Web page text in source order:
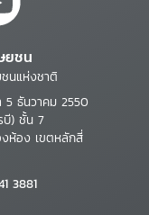
ยชน
นแห่งชาติ
5 ธันวาคม 2550
บี) ชั้น 7
ห้อง เขตหลักสี่
3881